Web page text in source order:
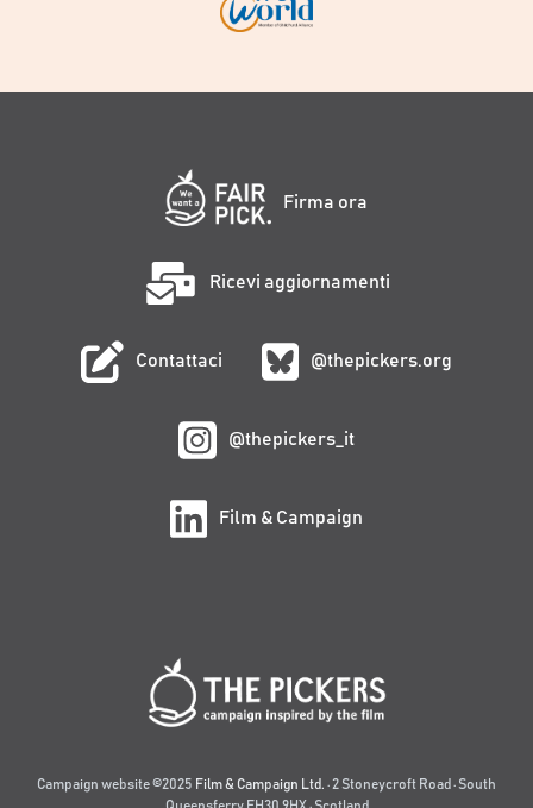
Firma ora
Ricevi aggiornamenti
Contattaci @thepickers.org
@thepickers_it
Film & Campaign
Campaign website ©2025 Film & Campaign Ltd. · 2 Stoneycroft Road · South
Queensferry EH30 9HX · Scotland